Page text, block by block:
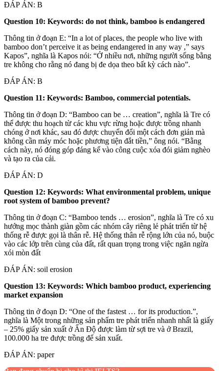
ĐÁP ÁN: B
Question 10: Keywords: do not think, bamboo is endangered
Thông tin ở đoạn E: “In a lot of places, the people who live with
bamboo don’t perceive it as being endangered in any way ,” says
Kapos”, nghĩa là Kapos nói: “Ở nhiều nơi, những người sống bằng
tre không cho rằng nó đang bị đe dọa theo bất kỳ cách nào”.
ĐÁP ÁN: B
Question 11: Keywords: Bamboo, commercial potentials.
Thông tin ở đoạn D: “Bamboo can be … creation”, nghĩa là Tre có
thể được thu hoạch từ các khu vực rừng hoặc được trồng nhanh
chóng ở nơi khác, sau đó được chuyển đổi một cách đơn giản mà
không cần máy móc hoặc phương tiện đắt tiền,” ông nói. “Bằng
cách này, nó đóng góp đáng kể vào công cuộc xóa đói giảm nghèo
và tạo ra của cải.
ĐÁP ÁN: D
Question 12: Keywords: What environmental problem, unique
root system of bamboo prevent?
Thông tin ở đoạn C: “Bamboo tends … erosion”, nghĩa là Tre có xu
hướng mọc thành giàn gồm các nhóm cây riêng lẻ phát triển từ hệ
thống rễ được gọi là thân rễ. Hệ thống thân rễ rộng lớn của nó, buộc
vào các lớp trên cùng của đất, rất quan trọng trong việc ngăn ngừa
xói mòn đất
ĐÁP ÁN: soil erosion
Question 13: Keywords: Which bamboo product, experiencing
market expansion
Thông tin ở đoạn D: “One of the fastest … for its production.”,
nghĩa là Một trong những sản phẩm tre phát triển nhanh nhất là giấy
– 25% giấy sản xuất ở Ấn Độ được làm từ sợi tre và ở Brazil,
100.000 ha tre được trồng để sản xuất.
ĐÁP ÁN: paper